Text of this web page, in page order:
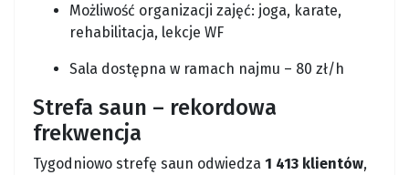
Możliwość organizacji zajęć: joga, karate,
rehabilitacja, lekcje WF
Sala dostępna w ramach najmu – 80 zł/h
Strefa saun – rekordowa
frekwencja
Tygodniowo strefę saun odwiedza 1 413 klientów,